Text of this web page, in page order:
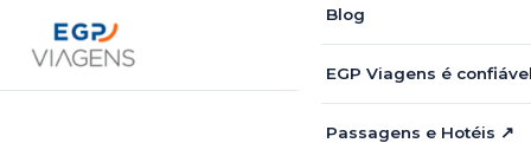
Blog
EGP Viagens é
Passagens e Hotéis ↗